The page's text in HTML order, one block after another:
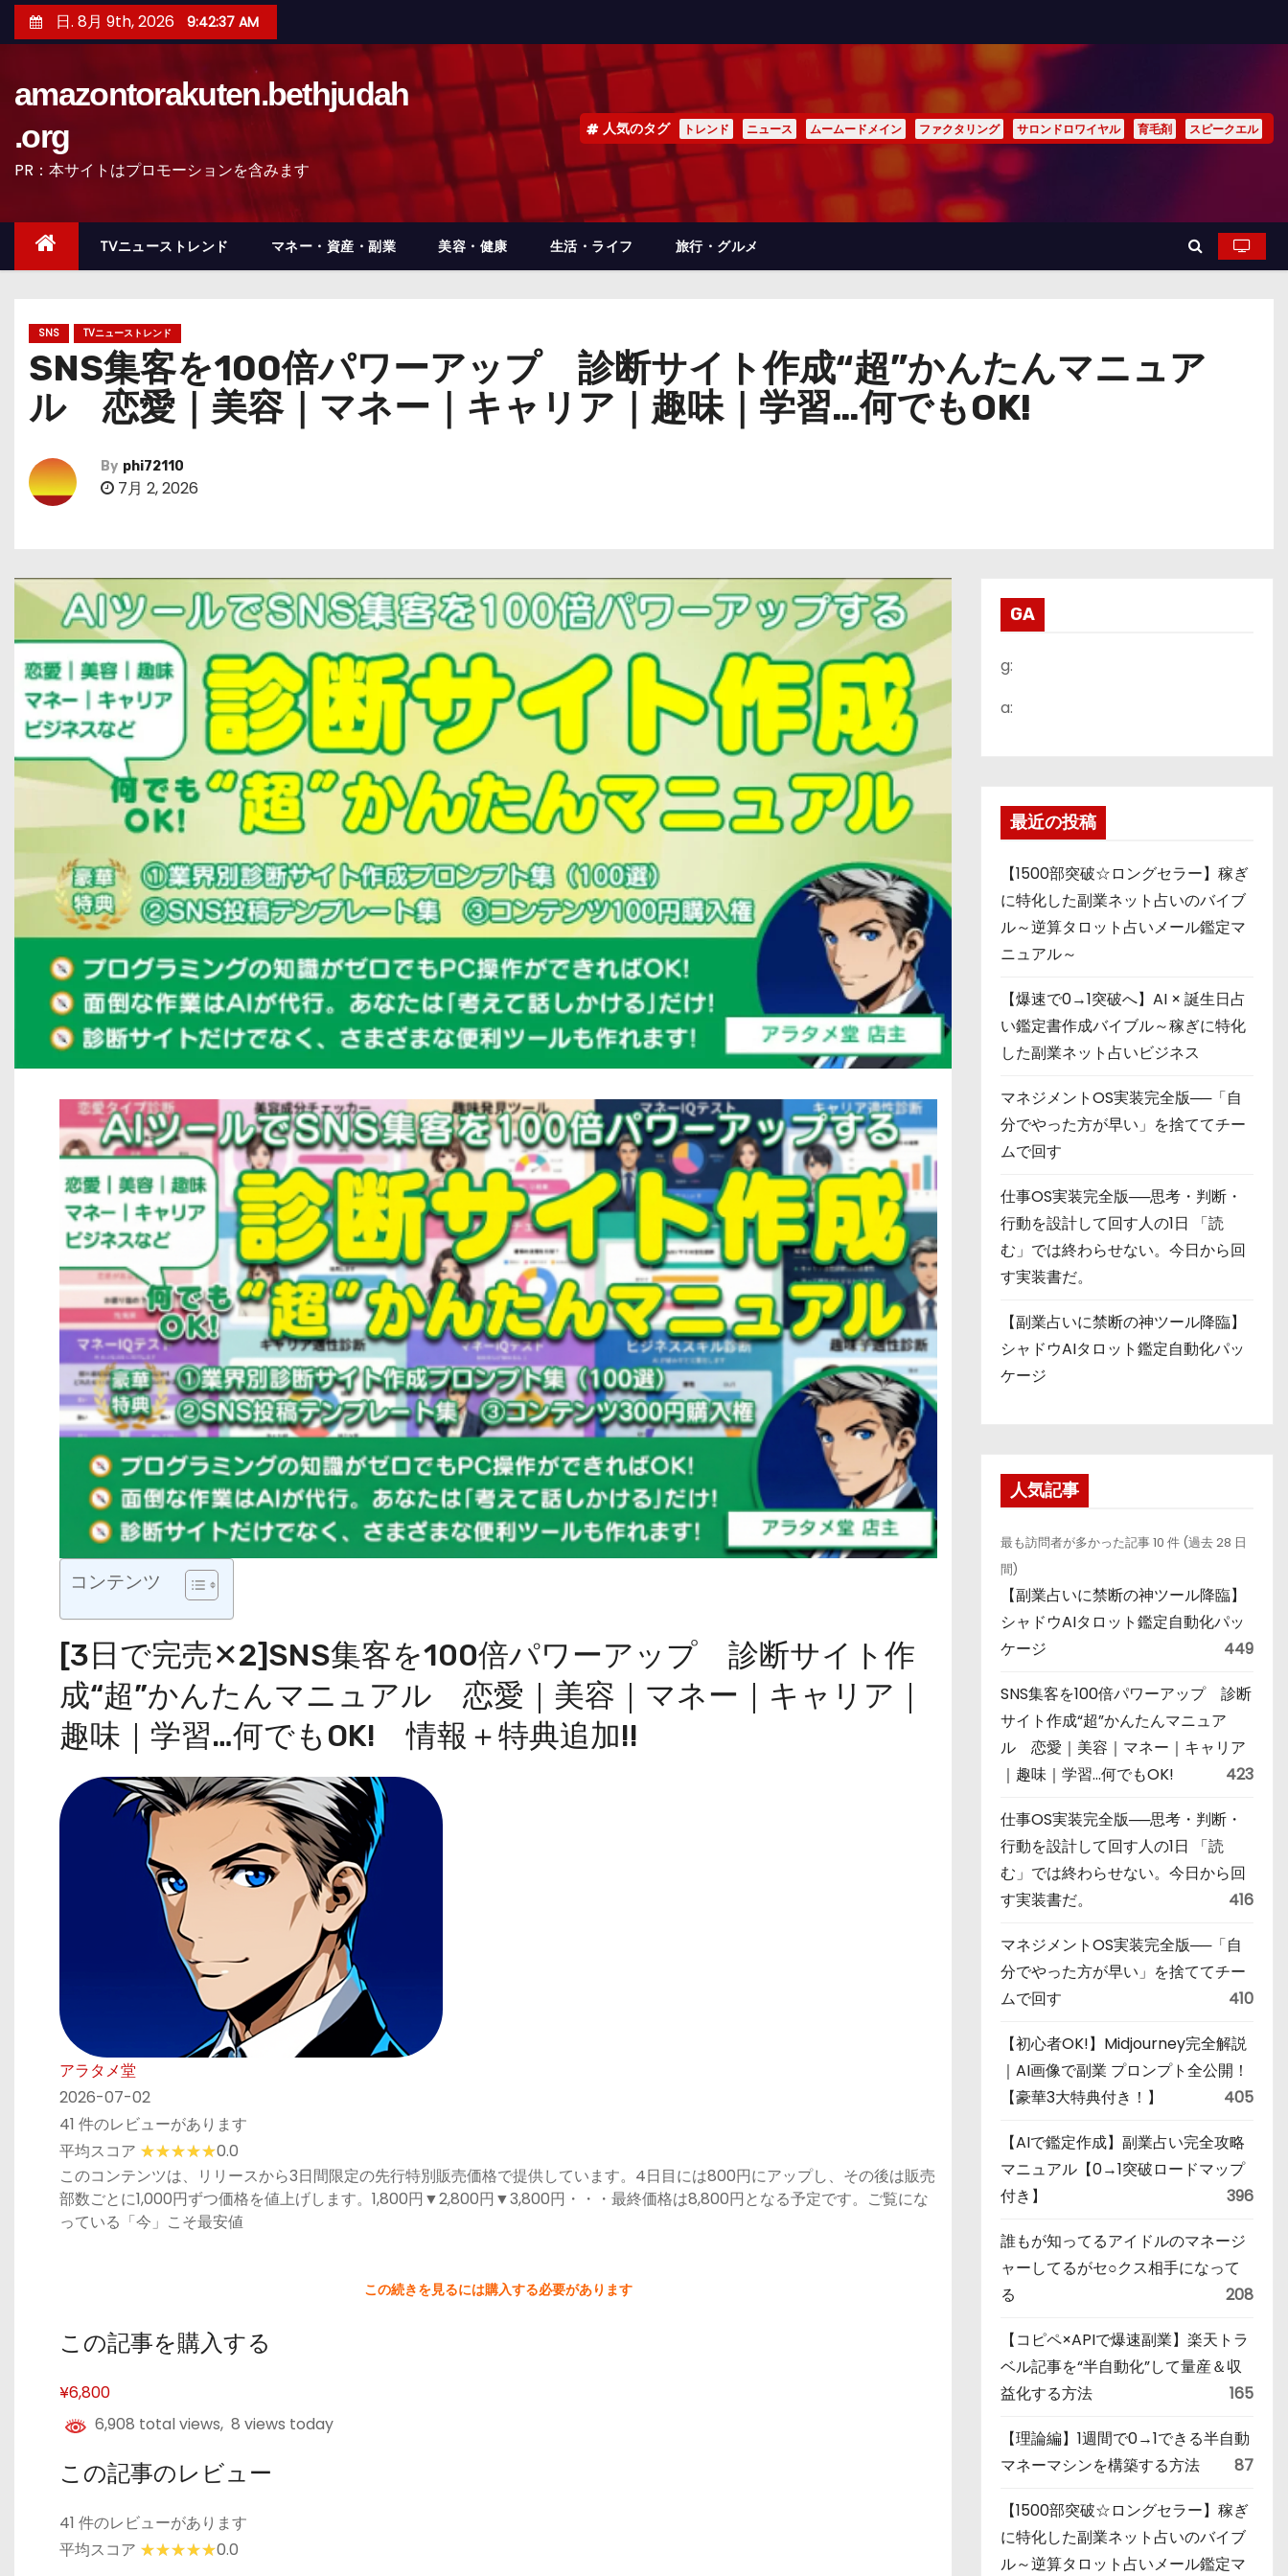
ン
ッ
日. 8月 9th, 2026 9:42:39 AM
amazontorakuten.bethjudah
.org
PR：本サイトはプロモーションを含みます
人気のタグ トレンド ニュース ムームードメイン ファクタリング サロンドロワイヤル 育毛剤 スピークエル
TVニューストレンド マネー・資産・副業 美容・健康 生活・ライフ 旅行・グルメ
SNS TVニューストレンド
SNS集客を100倍パワーアップ 診断サイト作成“超”かんたんマニュア
ル 恋愛｜美容｜マネー｜キャリア｜趣味｜学習…何でもOK!
By phi72110
7月 2, 2026
コンテンツ
[3日で完売✕2]SNS集客を100倍パワーアップ 診断サイト作
成“超”かんたんマニュアル 恋愛｜美容｜マネー｜キャリア｜
趣味｜学習…何でもOK! 情報＋特典追加!!
アラタメ堂
2026-07-02
41 件のレビューがあります
平均スコア
0.0
このコンテンツは、リリースから3日間限定の先行特別販売価格で提供しています。4日目には800円にアップし、その後は販売
部数ごとに1,000円ずつ価格を値上げします。1,800円▼2,800円▼3,800円・・・最終価格は8,800円となる予定です。ご覧にな
っている「今」こそ最安値
この続きを見るには購入する必要があります
この記事を購入する
¥6,800
6,908 total views, 8 views today
この記事のレビュー
41 件のレビューがあります
平均スコア
0.0
GA
g:
a:
最近の投稿
【1500部突破☆ロングセラー】稼ぎ
に特化した副業ネット占いのバイブ
ル～逆算タロット占いメール鑑定マ
ニュアル～
【爆速で0→1突破へ】AI × 誕生日占
い鑑定書作成バイブル～稼ぎに特化
した副業ネット占いビジネス
マネジメントOS実装完全版──「自
分でやった方が早い」を捨ててチー
ムで回す
仕事OS実装完全版──思考・判断・
行動を設計して回す人の1日 「読
む」では終わらせない。今日から回
す実装書だ。
【副業占いに禁断の神ツール降臨】
シャドウAIタロット鑑定自動化パッ
ケージ
人気記事
最も訪問者が多かった記事 10 件 (過去 28 日
間)
【副業占いに禁断の神ツール降臨】
シャドウAIタロット鑑定自動化パッ
ケージ
449
SNS集客を100倍パワーアップ 診断
サイト作成“超”かんたんマニュア
ル 恋愛｜美容｜マネー｜キャリア
｜趣味｜学習…何でもOK!
423
仕事OS実装完全版──思考・判断・
行動を設計して回す人の1日 「読
む」では終わらせない。今日から回
す実装書だ。
416
マネジメントOS実装完全版──「自
分でやった方が早い」を捨ててチー
ムで回す
410
【初心者OK!】Midjourney完全解説
｜AI画像で副業 プロンプト全公開！
【豪華3大特典付き！】
405
【AIで鑑定作成】副業占い完全攻略
マニュアル【0→1突破ロードマップ
付き】
396
誰もが知ってるアイドルのマネージ
ャーしてるがセ○クス相手になって
る
208
【コピペ×APIで爆速副業】楽天トラ
ベル記事を“半自動化”して量産＆収
益化する方法
165
【理論編】1週間で0→1できる半自動
マネーマシンを構築する方法
87
【1500部突破☆ロングセラー】稼ぎ
に特化した副業ネット占いのバイブ
ル～逆算タロット占いメール鑑定マ